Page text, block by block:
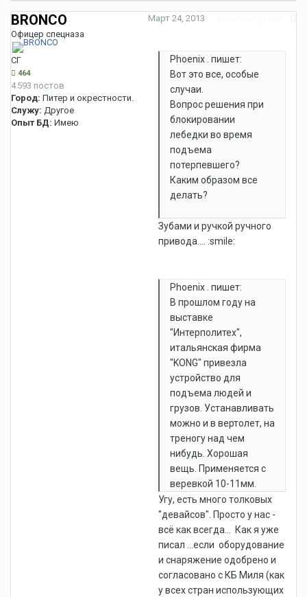
BRONCO
Офицер спецназа
СГ
464
4 593 постов
Город: Питер и окрестности.
Служу: Другое
Опыт БД: Имею
Март 24, 2013
Phoenix . пишет:
Вот это все, особые
случаи.
Вопрос решения при
блокировании
лебедки во время
подъема
потерпевшего?
Каким образом все
делать?
Зубами и ручкой ручного
привода.... :smile:
Phoenix . пишет:
В прошлом году на
выставке
"Интерполитех",
итальянская фирма
"KONG" привезла
устройство для
подъема людей и
грузов. Устанавливать
можно и в вертолет, на
треногу над чем
нибудь. Хорошая
вещь. Применяется с
веревкой 10-11мм.
Угу, есть много толковых
"девайсов". Просто у нас -
всё как всегда... Как я уже
писал ...если оборудование
и снаряжение одобрено и
согласовано с КБ Миля (как
у всех стран использующих